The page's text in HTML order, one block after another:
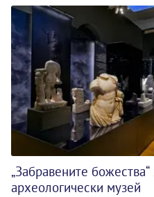
„Забравените
археологически музей